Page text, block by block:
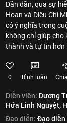
Dần dần, qua sự
Hoan và Diêu Chí
có ý nghĩa trong
không chỉ giúp
thành và tự tin hơn
0 Bình luận
Diễn viên: Dương
Hứa Linh Nguyệt,
Đạo diễn: Đạo diễn